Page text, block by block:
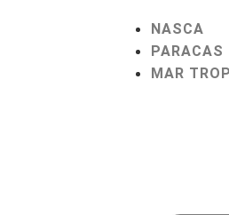
NASCA
PARACAS
MAR